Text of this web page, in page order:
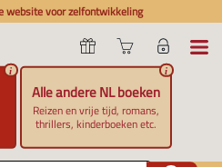
website voor zelfontwikkeling
i
Alle andere NL boeken
Reizen en vrije tijd, romans,
thrillers, kinderboeken etc.
i